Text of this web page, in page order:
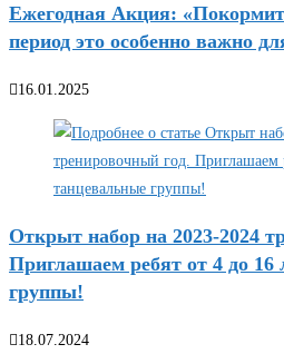
Ежегодная Акция:
период это особенно важно
16.01.2025
Открыт набор на 2023-2024
Приглашаем ребят от 4 до 16
группы!
18.07.2024